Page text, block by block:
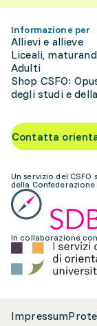
Informazione per
Allievi e allieve
Liceali,
Adulti
Shop CSFO:
degli studi e
Contatta
Un servizio del CSFO
della Confederazione
In collaborazione
Impressum